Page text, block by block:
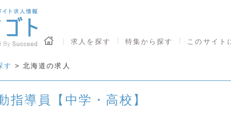
求人を探す 特集から探す このサイト
す > 北海道の求人
指導員【中学・高校】